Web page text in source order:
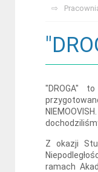
"DROGA"
Z okazji
ramach